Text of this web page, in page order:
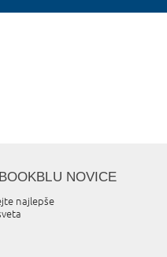
NOVICE
najlepše